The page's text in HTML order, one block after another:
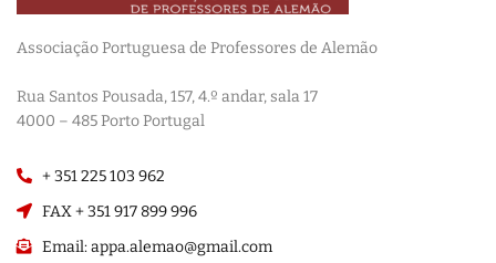
Associação Portuguesa de Professores de Alemão
Rua Santos Pousada, 157, 4.º andar, sala 17———————–
4000 – 485 Porto Portugal
+ 351 225 103 962
FAX + 351 917 899 996
Email: appa.alemao@gmail.com